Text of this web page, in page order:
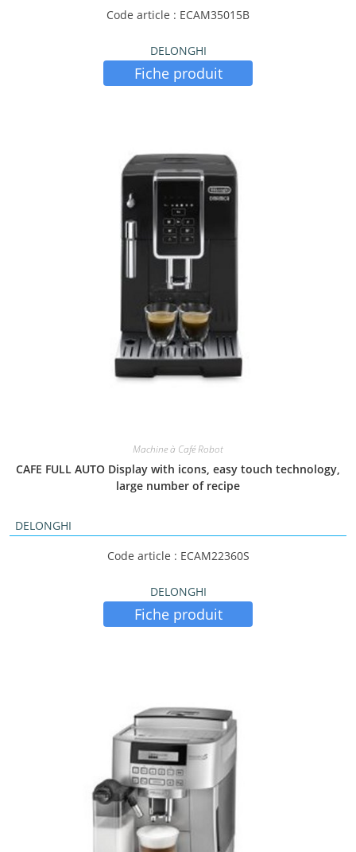
Code article : ECAM35015B
DELONGHI
Fiche produit
Machine à Café Robot
CAFE FULL AUTO Display with icons, easy touch technology,
large number of recipe
DELONGHI
Code article : ECAM22360S
DELONGHI
Fiche produit